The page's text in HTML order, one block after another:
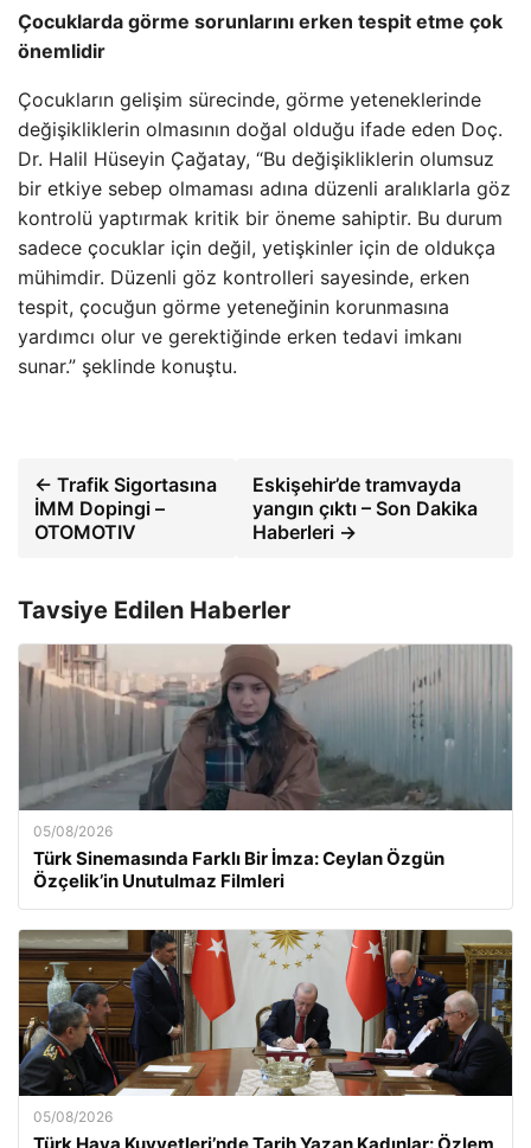
Çocuklarda görme sorunlarını erken tespit etme çok
önemlidir
Çocukların gelişim sürecinde, görme yeteneklerinde
değişikliklerin olmasının doğal olduğu ifade eden Doç.
Dr. Halil Hüseyin Çağatay, “Bu değişikliklerin olumsuz
bir etkiye sebep olmaması adına düzenli aralıklarla göz
kontrolü yaptırmak kritik bir öneme sahiptir. Bu durum
sadece çocuklar için değil, yetişkinler için de oldukça
mühimdir. Düzenli göz kontrolleri sayesinde, erken
tespit, çocuğun görme yeteneğinin korunmasına
yardımcı olur ve gerektiğinde erken tedavi imkanı
sunar.” şeklinde konuştu.
← Trafik Sigortasına
İMM Dopingi –
OTOMOTIV
Eskişehir’de tramvayda
yangın çıktı – Son Dakika
Haberleri →
Tavsiye Edilen Haberler
05/08/2026
Türk Sinemasında Farklı Bir İmza: Ceylan Özgün
Özçelik’in Unutulmaz Filmleri
05/08/2026